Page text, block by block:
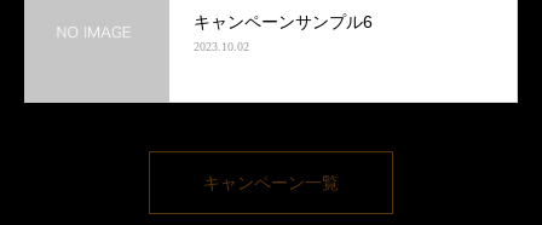
キャンペーンサンプル6
2023.10.02
キャンペーン一覧